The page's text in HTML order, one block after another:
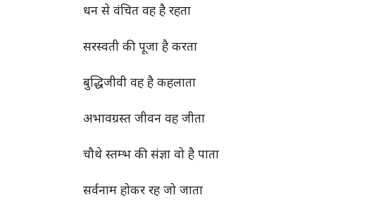
धन से वंचित वह है रहता
सरस्वती की पूजा है करता
बुद्धिजीवी वह है कहलाता
अभावग्रस्त जीवन वह जीता
चौथे स्तम्भ की संज्ञा वो है पाता
सर्वनाम होकर रह जो जाता